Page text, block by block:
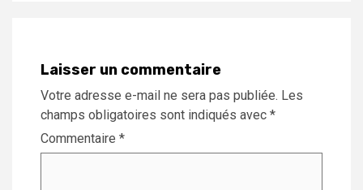
Laisser un commentaire
Votre adresse e-mail ne sera pas publiée. Les
champs obligatoires sont indiqués avec *
Commentaire *